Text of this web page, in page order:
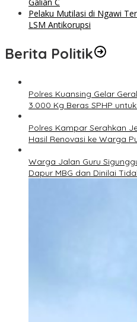
Pelaku Mutilasi di Ngawi
LSM Antikorupsi
Berita Politik
Polres Kuansing Gelar
3.000 Kg Beras SPHP
Polres Kampar Serahkan
Hasil Renovasi ke Warga
Warga Jalan Guru
Dapur MBG dan Dinilai